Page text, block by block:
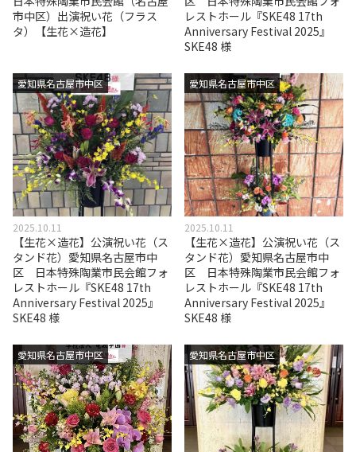
市中区）出演祝い花（フラス
タ）【生花×造花】
レストホール『SKE48 17th
Anniversary Festival 2025』
SKE48 様
愛知県名古屋市中区
2025.10.11
【生花×造花】公演祝い花（ス
タンド花）愛知県名古屋市中
区 日本特殊陶業市民会館フォ
レストホール『SKE48 17th
Anniversary Festival 2025』
SKE48 様
愛知県名古屋市中区
2025.10.11
【生花×造花】公演祝い花（ス
タンド花）愛知県名古屋市中
区 日本特殊陶業市民会館フォ
レストホール『SKE48 17th
Anniversary Festival 2025』
SKE48 様
愛知県名古屋市中区 愛知県名古屋市中区